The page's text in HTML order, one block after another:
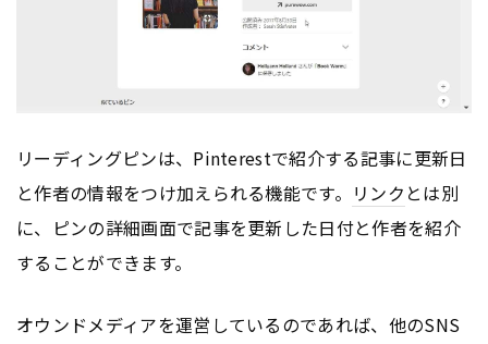
リーディングピンは、Pinterestで紹介する記事に更新日
と作者の情報をつけ加えられる機能です。 リンク とは別
に、ピンの詳細画面で記事を更新した日付と作者を紹介
することができます。
オウンドメディアを運営しているのであれば、他のSNS